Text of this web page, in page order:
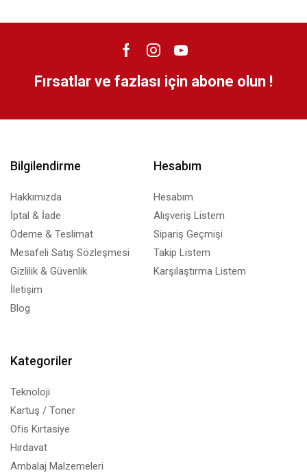
Fırsatlar ve fazlası için abone olun !
Bilgilendirme
Hakkımızda
İptal & İade
Ödeme & Teslimat
Mesafeli Satış Sözleşmesi
Gizlilik & Güvenlik
İletişim
Blog
Hesabım
Hesabım
Alışveriş Listem
Sipariş Geçmişi
Takip Listem
Karşılaştırma Listem
Kategoriler
Teknoloji
Kartuş / Toner
Ofis Kırtasiye
Hırdavat
Ambalaj Malzemeleri